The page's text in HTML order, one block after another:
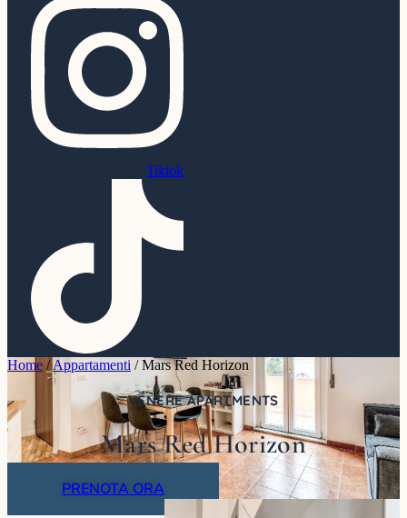
Tiktok
Home /Appartamenti /Mars Red Horizon
VENERE APARTMENTS
Mars Red Horizon
PRENOTA ORA